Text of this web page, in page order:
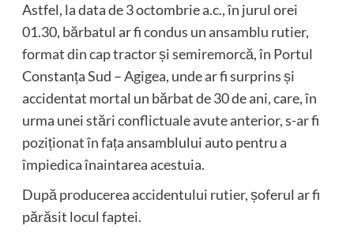
Astfel, la data de 3 octombrie a.c., în jurul orei
01.30, bărbatul ar fi condus un ansamblu rutier,
format din cap tractor și semiremorcă, în Portul
Constanța Sud – Agigea, unde ar fi surprins și
accidentat mortal un bărbat de 30 de ani, care, în
urma unei stări conflictuale avute anterior, s-ar fi
poziționat în fața ansamblului auto pentru a
împiedica înaintarea acestuia.
După producerea accidentului rutier, șoferul ar fi
părăsit locul faptei.